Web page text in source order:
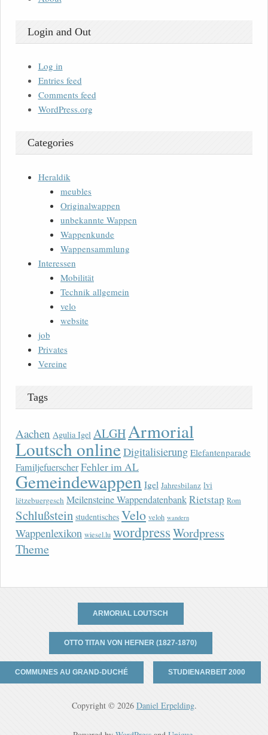
Login and Out
Log in
Entries feed
Comments feed
WordPress.org
Categories
Heraldik
meubles
Originalwappen
unbekannte Wappen
Wappenkunde
Wappensammlung
Interessen
Mobilität
Technik allgemein
velo
website
job
Privates
Vereine
Tags
Aachen Agulia Igel ALGHArmorial
Loutsch onlineDigitalisierung Elefantenparade
FamiljefuerscherFehler im AL
Gemeindewappen Igel Jahresbilanz lvi
lëtzebuergesch Meilensteine WappendatenbankRietstap Rom
Schlußstein studentisches Velo veloh wandern
Wappenlexikon wiesel.lu wordpressWordpress
Theme
ARMORIAL LOUTSCH
OTTO TITAN VON HEFNER (1827-1870)
COMMUNES AU GRAND-DUCHÉ STUDIENARBEIT 2000
Copyright © 2026 Daniel Erpelding.